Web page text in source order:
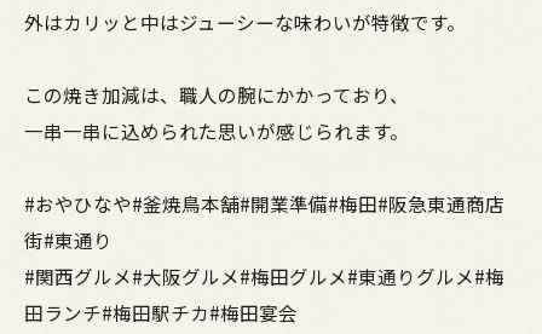
外はカリッと中はジューシーな味わいが特徴です。
この焼き加減は、職人の腕にかかっており、
一串一串に込められた思いが感じられます。
#おやひなや#釜焼鳥本舗#開業準備#梅田#阪急東通商店
街#東通り
#関西グルメ#大阪グルメ#梅田グルメ#東通りグルメ#梅
田ランチ#梅田駅チカ#梅田宴会